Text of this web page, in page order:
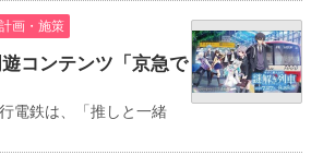
画・施策
コンテンツ「京急で
電鉄は、「推しと一緒